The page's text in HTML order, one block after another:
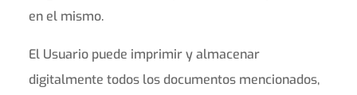
en el mismo.
El Usuario puede imprimir y almacenar
digitalmente todos los documentos mencionados,